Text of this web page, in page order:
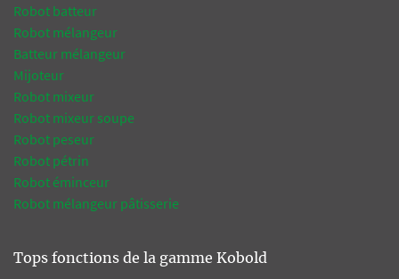
Robot batteur
Robot mélangeur
Batteur mélangeur
Mijoteur
Robot mixeur
Robot mixeur soupe
Robot peseur
Robot pétrin
Robot éminceur
Robot mélangeur pâtisserie
Tops fonctions de la gamme Kobold